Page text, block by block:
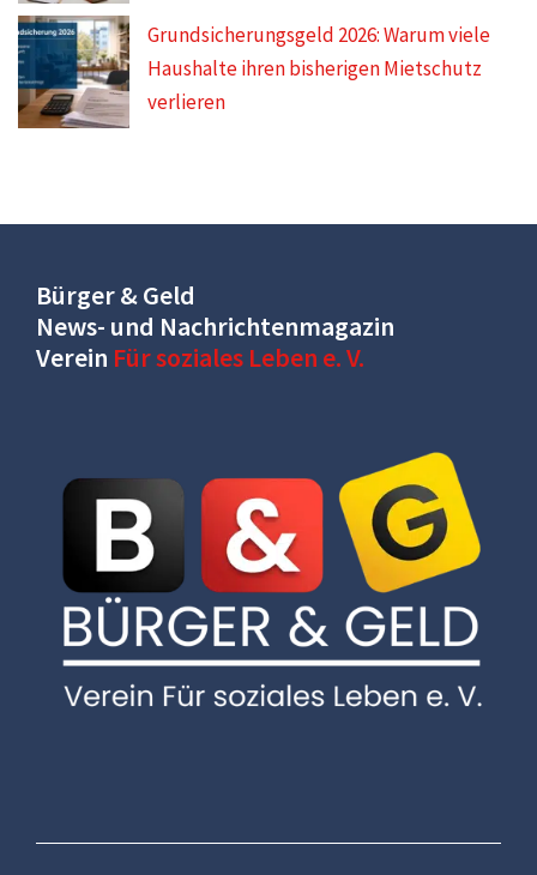
Grundsicherungsgeld 2026: Warum viele
Haushalte ihren bisherigen Mietschutz
verlieren
Bürger & Geld
News- und Nachrichtenmagazin
Verein Für soziales Leben e. V.